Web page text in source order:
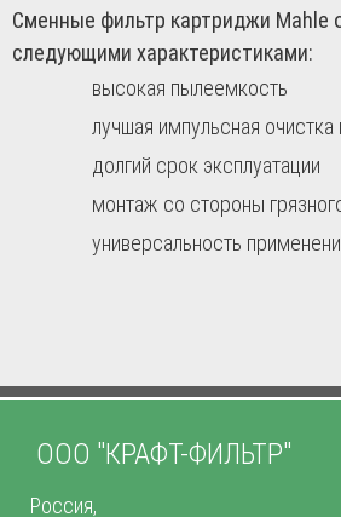
Сменные фильтр картриджи Mahle
следующими характеристиками:
высокая пылеемкость
лучшая импульсная
долгий срок эксплуатации
монтаж со стороны
универсальность
ООО "КРАФТ-ФИЛЬТР"
Россия,